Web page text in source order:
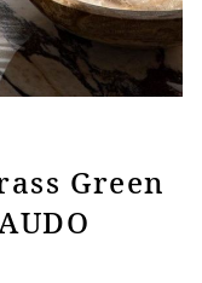
Green